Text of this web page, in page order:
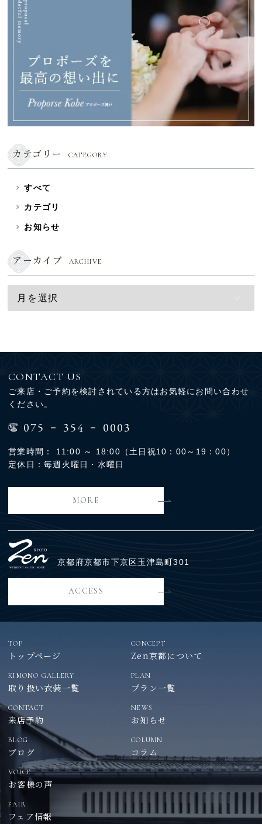
カテゴリー CATEGORY
すべて
カテゴリ
お知らせ
アーカイブ ARCHIVE
CONTACT US
ご来店・ご予約を検討されている方はお気軽にお問い合わせ
ください。
075 - 354 - 0003
営業時間： 11:00 ～ 18:00（土日祝10：00～19：00）
定休日：毎週火曜日・水曜日
MORE
京都府京都市下京区玉津島町301
ACCESS
TOP
トップページ
CONCEPT
Zen京都について
KIMONO GALLERY
取り扱い衣装一覧
PLAN
プラン一覧
CONTACT
来店予約
NEWS
お知らせ
BLOG
ブログ
COLUMN
コラム
VOICE
お客様の声
FAIR
フェア情報